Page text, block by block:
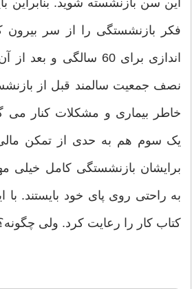
فکر بازنشستگی را از سر بیرون
اندازی برای 60 سالگی و
نصف جمعیت سالمند قبل از
خاطر بیماری و مشکلات کنار می
یک سوم هم به حدی از تمکن
برایشان بازنشستگی کامل خیلی
به راحتی روی پای خود بایستند.
کتاب کار را رعایت کرد. ولی